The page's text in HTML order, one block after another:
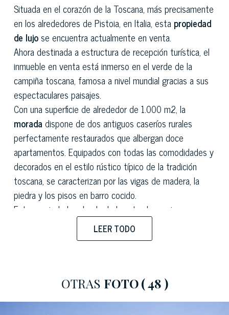
Situada en el corazón de la Toscana, más precisamente
en los alrededores de Pistoia, en Italia, esta propiedad
de lujose encuentra actualmente en venta.
Ahora destinada a estructura de recepción turística, el
inmueble en venta está inmerso en el verde de la
campiña toscana, famosa a nivel mundial gracias a sus
espectaculares paisajes.
Con una superficie de alrededor de 1.000 m2, la
morada dispone de dos antiguos caseríos rurales
perfectamente restaurados que albergan doce
apartamentos. Equipados con todas las comodidades y
decorados en el estilo rústico típico de la tradición
toscana, se caracterizan por las vigas de madera, la
piedra y los pisos en barro cocido.
Esta propiedad, rodeada de la naturaleza e inmersa en
un gran y exuberante parque adyacente a ella, cuenta
también con terrenos cultivados con olivos y vides que
Siempre en la parte externa está presente una
bellísima piscina equipada, lugar perfecto para relajarse
LEER TODO
OTRAS FOTO( 48 )